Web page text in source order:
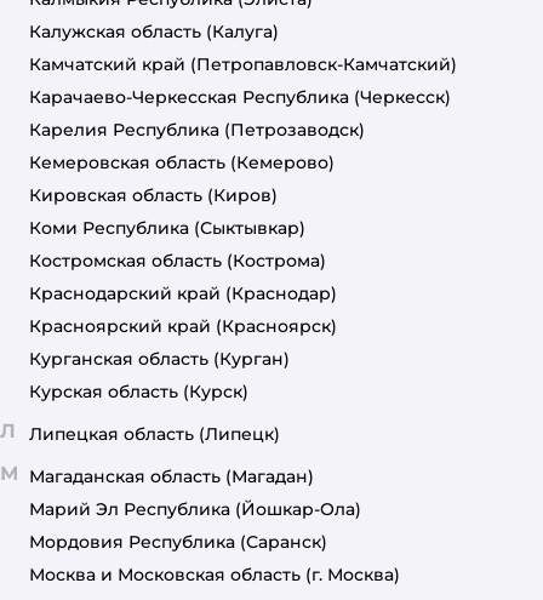
Калужская область (Калуга)
Камчатский край (Петропавловск-Камчатский)
Карачаево-Черкесская Республика (Черкесск)
Карелия Республика (Петрозаводск)
Кемеровская область (Кемерово)
Кировская область (Киров)
Коми Республика (Сыктывкар)
Костромская область (Кострома)
Краснодарский край (Краснодар)
Красноярский край (Красноярск)
Курганская область (Курган)
Курская область (Курск)
Л Липецкая область (Липецк)
М Магаданская область (Магадан)
Марий Эл Республика (Йошкар-Ола)
Мордовия Республика (Саранск)
Москва и Московская область (г. Москва)